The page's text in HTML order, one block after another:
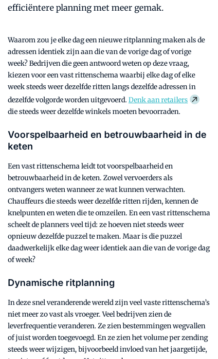
efficiëntere planning met meer gemak.
Waarom zou je elke dag een nieuwe ritplanning maken als de
adressen identiek zijn aan die van de vorige dag of vorige
week? Bedrijven die geen antwoord weten op deze vraag,
kiezen voor een vast rittenschema waarbij elke dag of elke
week steeds weer dezelfde ritten langs dezelfde adressen in
dezelfde volgorde worden uitgevoerd. Denk aan retailers
die steeds weer dezelfde winkels moeten bevoorraden.
Voorspelbaarheid en betrouwbaarheid in de
keten
Een vast rittenschema leidt tot voorspelbaarheid en
betrouwbaarheid in de keten. Zowel vervoerders als
ontvangers weten wanneer ze wat kunnen verwachten.
Chauffeurs die steeds weer dezelfde ritten rijden, kennen de
knelpunten en weten die te omzeilen. En een vast rittenschema
scheelt de planners veel tijd: ze hoeven niet steeds weer
opnieuw dezelfde puzzel te maken. Maar is die puzzel
daadwerkelijk elke dag weer identiek aan die van de vorige dag
of week?
Dynamische ritplanning
In deze snel veranderende wereld zijn veel vaste rittenschema’s
niet meer zo vast als vroeger. Veel bedrijven zien de
leverfrequentie veranderen. Ze zien bestemmingen wegvallen
of juist worden toegevoegd. En ze zien het volume per zending
steeds weer wijzigen, bijvoorbeeld invloed van het jaargetijde,